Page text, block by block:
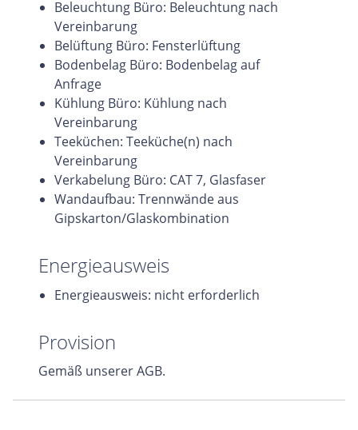
Beleuchtung Büro: Beleuchtung nach
Vereinbarung
Belüftung Büro: Fensterlüftung
Bodenbelag Büro: Bodenbelag auf
Anfrage
Kühlung Büro: Kühlung nach
Vereinbarung
Teeküchen: Teeküche(n) nach
Vereinbarung
Verkabelung Büro: CAT 7, Glasfaser
Wandaufbau: Trennwände aus
Gipskarton/Glaskombination
Energieausweis
Energieausweis: nicht erforderlich
Provision
Gemäß unserer AGB.